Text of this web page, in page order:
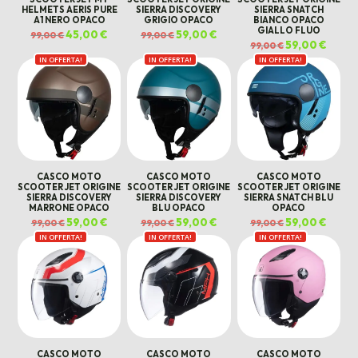
HELMETS AERIS PURE
A1 NERO OPACO
99,00€Il
prezzo
era:
99,00 €.
45,00€
è:
45,00 €.
SIERRA DISCOVERY
GRIGIO OPACO
99,00€ Il
prezzo
era:
99,00 €.
59,00€Il
prezzo
attuale
è:
59,00 €.
SIERRA SNATCH
BIANCO OPACO
GIALLO FLUO
99,00€ Il
prezzo
originale
era:
99,00 €.
59,00€
59,00
IN OFFERTA!
CASCO MOTO
SCOOTER JET ORIGINE
SIERRA DISCOVERY
MARRONE OPACO
99,00€ Il
prezzo
originale
era:
99,00 €.
59,00€Il
prezzo
attuale
59,00 €.
IN OFFERTA!
CASCO MOTO
SCOOTER JET ORIGINE
SIERRA DISCOVERY
BLU OPACO
99,00€ Il
prezzo
originale
era:
99,00 €.
59,00€Il
prezzo
attuale
59,00 €.
IN OFFERTA!
CASCO MOTO
SCOOTER JET ORIGINE
SIERRA SNATCH BLU
OPACO
99,00€ Il
prezzo
originale
era:
99,00 €.
59,00€
59,00
IN OFFERTA!
CASCO MOTO
IN OFFERTA!
CASCO MOTO
IN OFFERTA!
CASCO MOTO